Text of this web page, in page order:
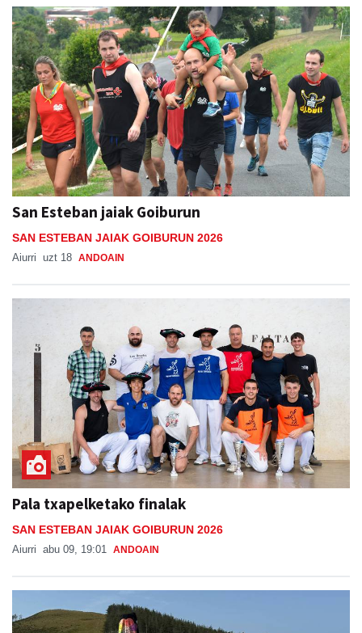
San Esteban jaiak Goiburun
SAN ESTEBAN JAIAK GOIBURUN 2026
Aiurri uzt 18 ANDOAIN
Pala txapelketako finalak
SAN ESTEBAN JAIAK GOIBURUN 2026
Aiurri abu 09, 19:01 ANDOAIN